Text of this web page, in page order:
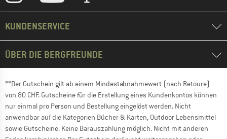
KUNDENSERVICE
ÜBER DIE BERGFREUNDE
**Der Gutschein gilt ab einem Mindestabnahmewert (nach Retoure)
von 80 CHF. Gutscheine für die Erstellung eines Kundenkontos können
nur einmal pro Person und Bestellung eingelöst werden. Nicht
anwendbar auf die Kategorien Bücher & Karten, Outdoor Lebensmittel
sowie Gutscheine. Keine Barauszahlung möglich. Nicht mit anderen